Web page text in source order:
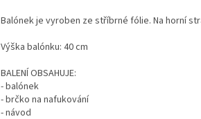
Balónek je vyroben ze stříbrné fólie. Na horní
Výška balónku: 40 cm
BALENÍ OBSAHUJE:
- balónek
- brčko na nafukování
- návod